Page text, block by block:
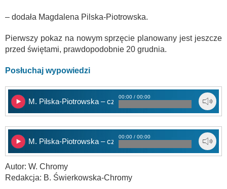
– dodała Magdalena Pilska-Piotrowska.
Pierwszy pokaz na nowym sprzęcie planowany jest jeszcze
przed świętami, prawdopodobnie 20 grudnia.
Posłuchaj wypowiedzi
M. Pilska-Piotrowska – cz. 1
00:00 / 00:00
M. Pilska-Piotrowska – cz. 2
00:00 / 00:00
Autor: W. Chromy
Redakcja: B. Świerkowska-Chromy